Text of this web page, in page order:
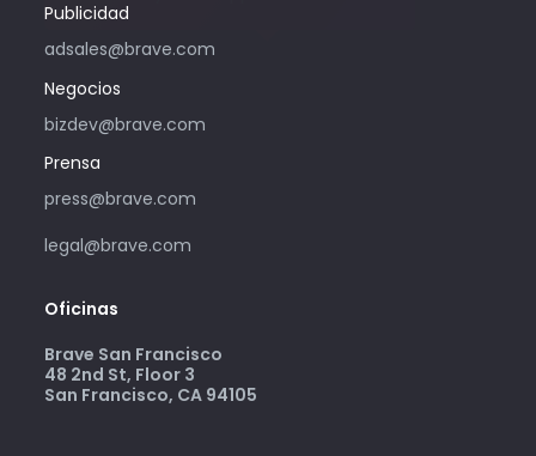
Publicidad
adsales@brave.com
Negocios
bizdev@brave.com
Prensa
press@brave.com
legal@brave.com
Oficinas
Brave San Francisco
48 2nd St, Floor 3
San Francisco, CA 94105